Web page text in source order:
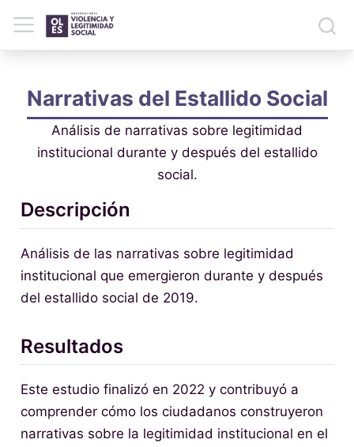
Narrativas del Estallido Social
Análisis de narrativas sobre legitimidad
institucional durante y después del estallido
social.
Descripción
Análisis de las narrativas sobre legitimidad
institucional que emergieron durante y después
del estallido social de 2019.
Resultados
Este estudio finalizó en 2022 y contribuyó a
comprender cómo los ciudadanos construyeron
narrativas sobre la legitimidad institucional en el